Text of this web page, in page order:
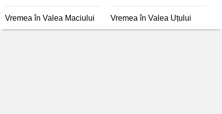
Vremea în Valea Maciului Vremea în Valea Uțului